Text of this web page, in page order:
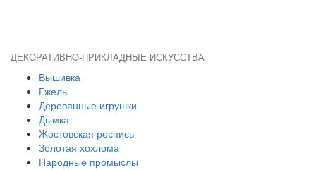
ДЕКОРАТИВНО-ПРИКЛАДНЫЕ ИСКУССТВА
Вышивка
Гжель
Деревянные игрушки
Дымка
Жостовская роспись
Золотая хохлома
Народные промыслы